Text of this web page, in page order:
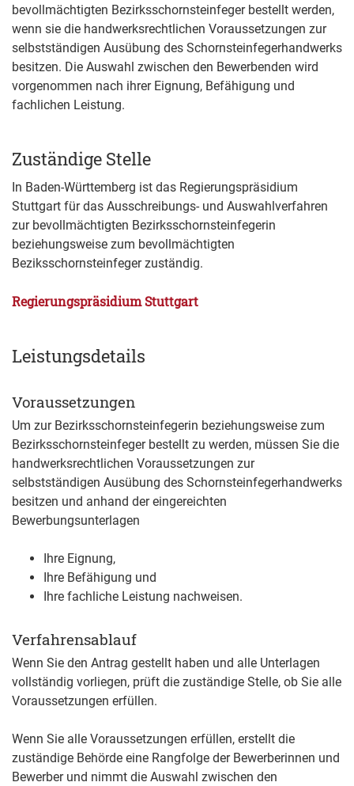
bevollmächtigten Bezirksschornsteinfeger bestellt werden,
wenn sie die handwerksrechtlichen Voraussetzungen zur
selbstständigen Ausübung des Schornsteinfegerhandwerks
besitzen. Die Auswahl zwischen den Bewerbenden wird
vorgenommen nach ihrer Eignung, Befähigung und
fachlichen Leistung.
Zuständige Stelle
In Baden-Württemberg ist das Regierungspräsidium
Stuttgart für das Ausschreibungs- und Auswahlverfahren
zur bevollmächtigten Bezirksschornsteinfegerin
beziehungsweise zum bevollmächtigten
Beziksschornsteinfeger zuständig.
Regierungspräsidium Stuttgart
Leistungsdetails
Voraussetzungen
Um zur Bezirksschornsteinfegerin beziehungsweise zum
Bezirksschornsteinfeger bestellt zu werden, müssen Sie die
handwerksrechtlichen Voraussetzungen zur
selbstständigen Ausübung des Schornsteinfegerhandwerks
besitzen und anhand der eingereichten
Bewerbungsunterlagen
Ihre Eignung,
Ihre Befähigung und
Ihre fachliche Leistung nachweisen.
Verfahrensablauf
Wenn Sie den Antrag gestellt haben und alle Unterlagen
vollständig vorliegen, prüft die zuständige Stelle, ob Sie alle
Voraussetzungen erfüllen.
Wenn Sie alle Voraussetzungen erfüllen, erstellt die
zuständige Behörde eine Rangfolge der Bewerberinnen und
Bewerber und nimmt die Auswahl zwischen den